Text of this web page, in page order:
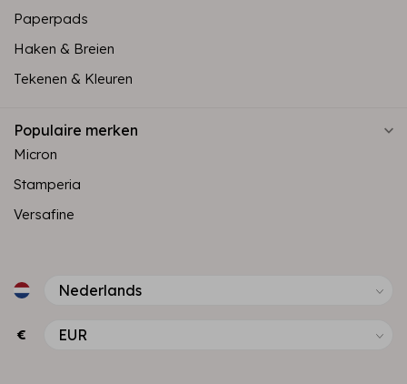
Paperpads
Haken & Breien
Tekenen & Kleuren
Populaire merken
Micron
Stamperia
Versafine
€